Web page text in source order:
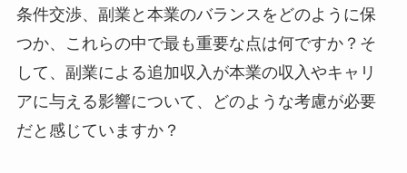
条件交渉、副業と本業のバランスをどのように保
つか、これらの中で最も重要な点は何ですか？そ
して、副業による追加収入が本業の収入やキャリ
アに与える影響について、どのような考慮が必要
だと感じていますか？